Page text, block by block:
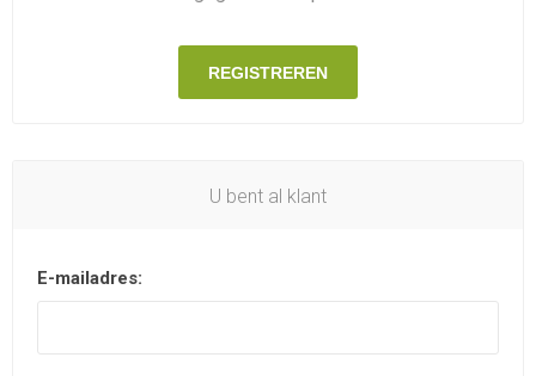
REGISTREREN
U bent al klant
E-mailadres: